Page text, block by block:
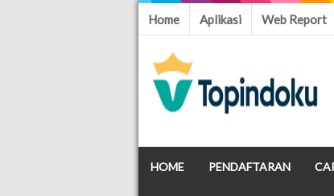
Home Aplikasi Web Report
HOME PENDAFTARAN